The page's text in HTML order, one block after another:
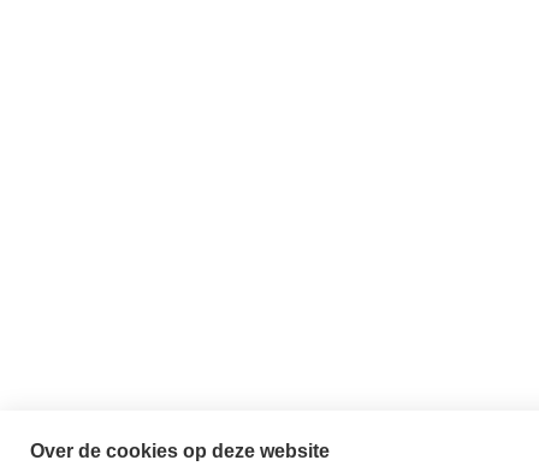
Over de cookies op deze website